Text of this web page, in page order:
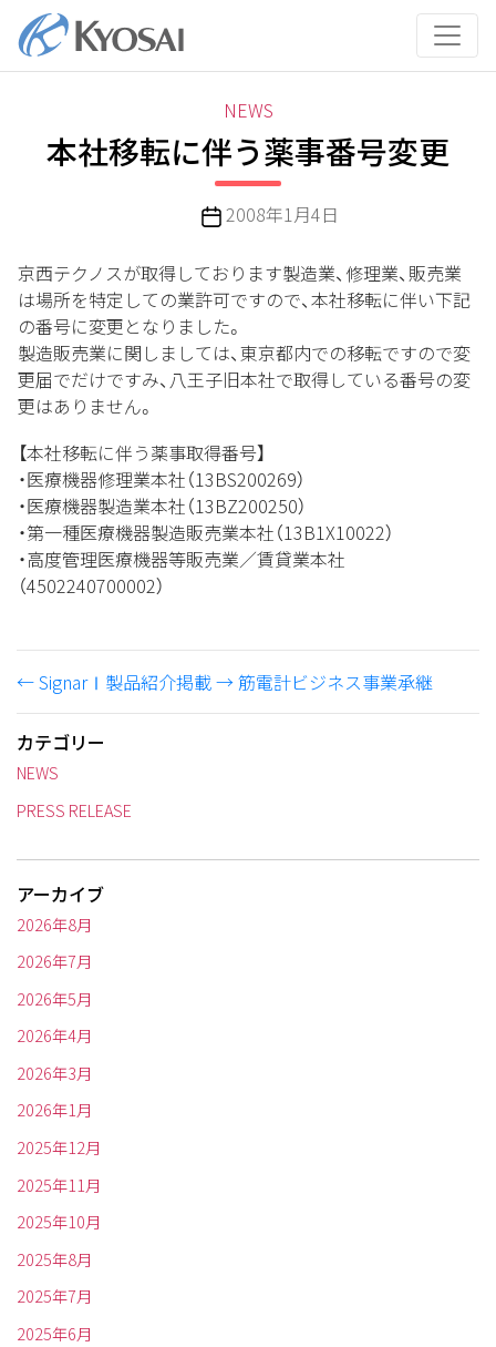
テ
カ
テ
ゴ
リ
ー
NEWS
本社移転に伴う薬事番号変更
投
日
2008年1月4日
京西テクノスが取得しております製造業、修理業、販売業
は場所を特定しての業許可ですので、本社移転に伴い下記
の番号に変更となりました。
製造販売業に関しましては、東京都内での移転ですので変
更届でだけですみ、八王子旧本社で取得している番号の変
更はありません。
【本社移転に伴う薬事取得番号】
・医療機器修理業本社（13BS200269）
・医療機器製造業本社（13BZ200250）
・第一種医療機器製造販売業本社（13B1X10022）
・高度管理医療機器等販売業／賃貸業本社
（4502240700002）
←SignarⅠ製品紹介掲載→筋電計ビジネス事業承継
カテゴリー
NEWS
PRESS RELEASE
アーカイブ
2026年8月
2026年7月
2026年5月
2026年4月
2026年3月
2026年1月
2025年12月
2025年11月
2025年10月
2025年8月
2025年7月
2025年6月